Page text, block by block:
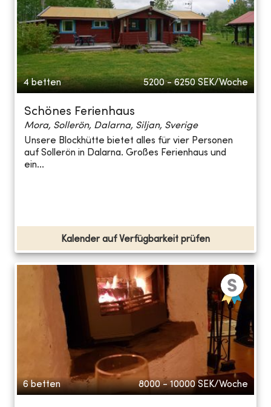
4 betten 5200 - 6250 SEK/Woche
Schönes Ferienhaus
Mora, Sollerön, Dalarna, Siljan, Sverige
Unsere Blockhütte bietet alles für vier Personen
auf Sollerön in Dalarna. Großes Ferienhaus und
ein...
Kalender auf Verfügbarkeit prüfen
6 betten 8000 - 10000 SEK/Woche